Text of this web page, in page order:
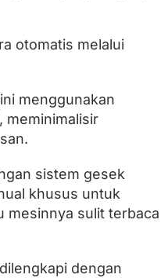
otomatis melalui
menggunakan
meminimalisir
sistem gesek
khusus untuk
mesinnya sulit terbaca
dengan